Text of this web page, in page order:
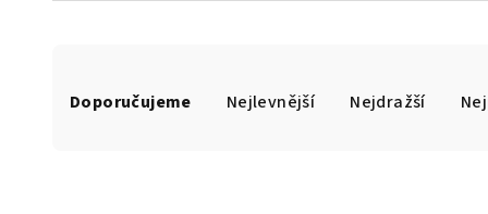
aDoporučujeme Nejlevnější Nejdražší